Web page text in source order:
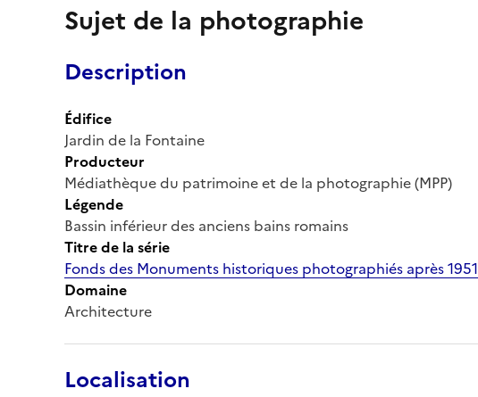
Sujet de la photographie
Description
Édifice
Jardin de la Fontaine
Producteur
Médiathèque du patrimoine et de la photographie (MPP)
Légende
Bassin inférieur des anciens bains romains
Titre de la série
Fonds des Monuments historiques photographiés après 1951
Domaine
Architecture
Localisation